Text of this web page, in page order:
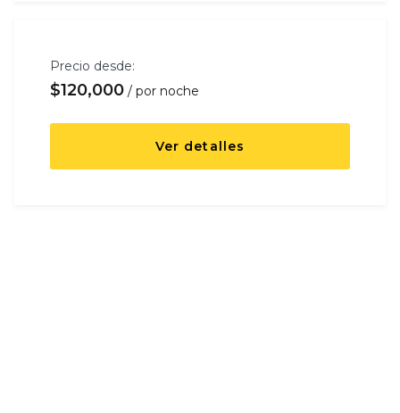
Precio desde:
$120,000 por noche
Ver detalles